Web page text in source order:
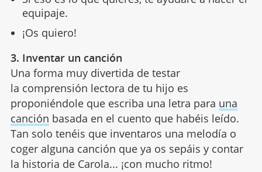
equipaje.
¡Os quiero!
3. Inventar un canción
Una forma muy divertida de testar
la comprensión lectora de tu hijo es
proponiéndole que escriba una letra para una
canción basada en el cuento que habéis leído.
Tan solo tenéis que inventaros una melodía o
coger alguna canción que ya os sepáis y contar
la historia de Carola... ¡con mucho ritmo!